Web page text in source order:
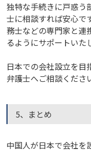
独特な手続きに戸惑う
士に相談すれば安心で
務士などの専門家と連
るようにサポートいた
日本での会社設立を目
弁護士へご相談くださ
5、まとめ
中国人が日本で会社を